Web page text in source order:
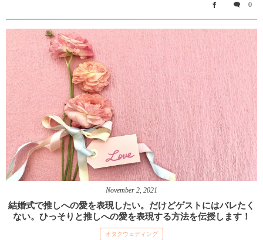
0
November 2, 2021
結婚式で推しへの愛を表現したい。だけどゲストにはバレたく
ない。ひっそりと推しへの愛を表現する方法を伝授します！
オタクウェディング